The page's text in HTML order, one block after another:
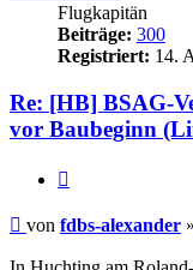
Flugkapitän
Beiträge: 300
Registriert: 14.
Re: [HB] BSAG-
vor Baubeginn
Ungelesener
von fdbs-alexander »